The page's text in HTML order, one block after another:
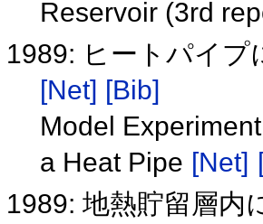
Reservoir (3rd
1989: ヒートパイプ
[Net] [Bib]
Model
a Heat Pipe [Net]
1989: 地熱貯留層内